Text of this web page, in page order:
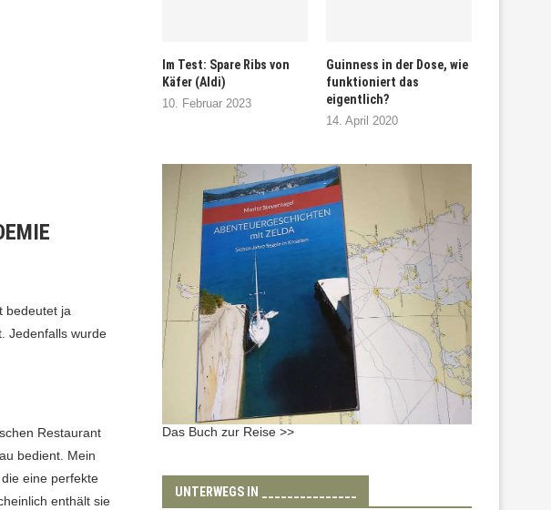
bedeutet ja
Jedenfalls wurde
Restaurant
bedient. Mein
eine perfekte
enthält sie
Im Test: Spare Ribs von
Käfer (Aldi)
10. Februar 2023
Guinness in der Dose, wie
funktioniert das
eigentlich?
14. April 2020
Das Buch zur Reise >>
UNTERWEGS IN _______________